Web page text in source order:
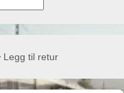
Legg til retur